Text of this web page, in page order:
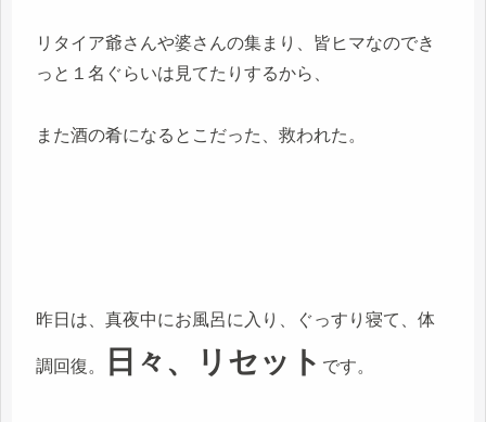
リタイア爺さんや婆さんの集まり、皆ヒマなのでき
っと１名ぐらいは見てたりするから、
また酒の肴になるとこだった、救われた。
昨日は、真夜中にお風呂に入り、ぐっすり寝て、体
調回復。 日々、リセット です。